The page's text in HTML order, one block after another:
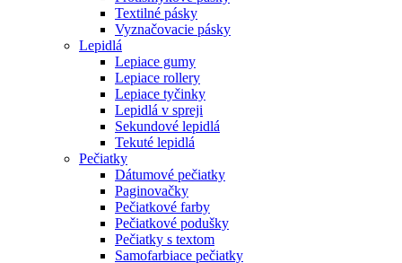
Textilné pásky
Vyznačovacie pásky
Lepidlá
Lepiace gumy
Lepiace rollery
Lepiace tyčinky
Lepidlá v spreji
Sekundové lepidlá
Tekuté lepidlá
Pečiatky
Dátumové pečiatky
Paginovačky
Pečiatkové farby
Pečiatkové podušky
Pečiatky s textom
Samofarbiace pečiatky